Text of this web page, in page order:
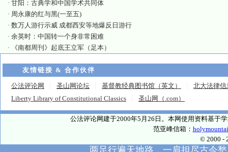
· 甘阳：古典学和中国学术共同体
· 周永康的红与黑(一至五)
· 数万人游行示威 成都西安等地爆反日游行
· 余英时：中国转一个身非常困难
·
《南都周刊》起底王立军（足本）
友情链接 & 合作伙伴
公法评论网 圣山网论坛 基督教经典图书馆（英文）
北大法律信
Liberty Library of Constitutional Classics
圣山网（.com）
公法评论网建于2000年5月26日。本网使用资料基于
范亚峰信箱：
© 2000 -
两足行遍天地路，一肩担尽古今